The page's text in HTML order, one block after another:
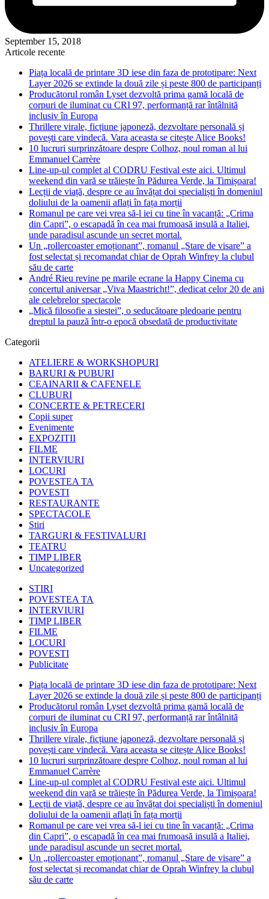
September 15, 2018
Articole recente
Piața locală de printare 3D iese din faza de prototipare: Next
Layer 2026 se extinde la două zile și peste 800 de participanți
Producătorul român Lyset dezvoltă prima gamă locală de
corpuri de iluminat cu CRI 97, performanță rar întâlnită
inclusiv în Europa
Thrillere virale, ficțiune japoneză, dezvoltare personală și
povești care vindecă. Vara aceasta se citește Alice Books!
10 lucruri surprinzătoare despre Colhoz, noul roman al lui
Emmanuel Carrère
Line-up-ul complet al CODRU Festival este aici. Ultimul
weekend din vară se trăiește în Pădurea Verde, la Timișoara!
Lecții de viață, despre ce au învățat doi specialiști în domeniul
doliului de la oamenii aflați în fața morții
Romanul pe care vei vrea să-l iei cu tine în vacanță: „Crima
din Capri”, o escapadă în cea mai frumoasă insulă a Italiei,
unde paradisul ascunde un secret mortal.
Un „rollercoaster emoționant”, romanul „Stare de visare” a
fost selectat și recomandat chiar de Oprah Winfrey la clubul
său de carte
André Rieu revine pe marile ecrane la Happy Cinema cu
concertul aniversar „Viva Maastricht!”, dedicat celor 20 de ani
ale celebrelor spectacole
„Mică filosofie a siestei”, o seducătoare pledoarie pentru
dreptul la pauză într-o epocă obsedată de productivitate
Categorii
ATELIERE & WORKSHOPURI
BARURI & PUBURI
CEAINARII & CAFENELE
CLUBURI
CONCERTE & PETRECERI
Copii super
Evenimente
EXPOZITII
FILME
INTERVIURI
LOCURI
POVESTEA TA
POVESTI
RESTAURANTE
SPECTACOLE
Stiri
TARGURI & FESTIVALURI
TEATRU
TIMP LIBER
Uncategorized
STIRI
POVESTEA TA
INTERVIURI
TIMP LIBER
FILME
LOCURI
POVESTI
Publicitate
Piața locală de printare 3D iese din faza de prototipare: Next
Layer 2026 se extinde la două zile și peste 800 de participanți
Producătorul român Lyset dezvoltă prima gamă locală de
corpuri de iluminat cu CRI 97, performanță rar întâlnită
inclusiv în Europa
Thrillere virale, ficțiune japoneză, dezvoltare personală și
povești care vindecă. Vara aceasta se citește Alice Books!
10 lucruri surprinzătoare despre Colhoz, noul roman al lui
Emmanuel Carrère
Line-up-ul complet al CODRU Festival este aici. Ultimul
weekend din vară se trăiește în Pădurea Verde, la Timișoara!
Lecții de viață, despre ce au învățat doi specialiști în domeniul
doliului de la oamenii aflați în fața morții
Romanul pe care vei vrea să-l iei cu tine în vacanță: „Crima
din Capri”, o escapadă în cea mai frumoasă insulă a Italiei,
unde paradisul ascunde un secret mortal.
Un „rollercoaster emoționant”, romanul „Stare de visare” a
fost selectat și recomandat chiar de Oprah Winfrey la clubul
său de carte